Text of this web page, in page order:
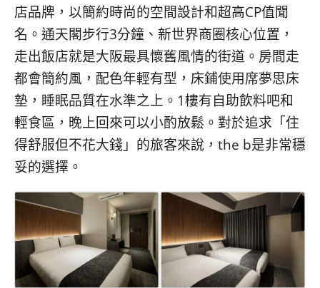
店品牌，以簡約時尚的空間設計和超高CP值聞
名。通天閣步行3分鐘、新世界商圈核心位置，
走出飯店就是大阪最具懷舊風情的街道。房間走
都會簡約風，配色年輕有型，床鋪使用席夢思床
墊，睡眠品質在水準之上。1樓有自助飲料吧和
輕食區，晚上回來可以小酌放鬆。對於追求「住
得舒服但不花大錢」的旅客來說，the b是非常穩
妥的選擇。